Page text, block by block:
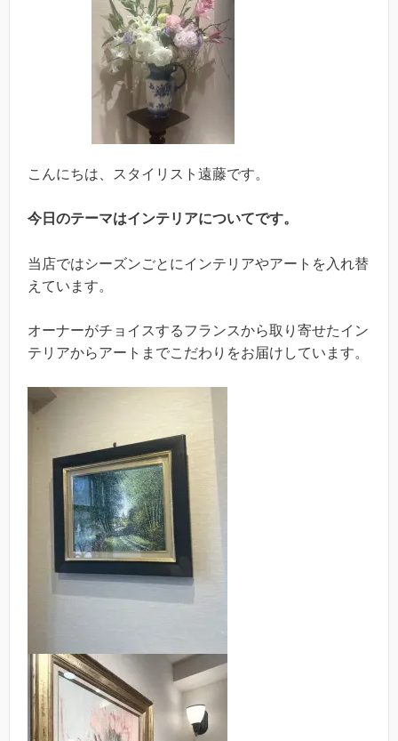
こんにちは、スタイリスト遠藤です。
今日のテーマはインテリアについてです。
当店ではシーズンごとにインテリアやアートを入れ替
えています。
オーナーがチョイスするフランスから取り寄せたイン
テリアからアートまでこだわりをお届けしています。